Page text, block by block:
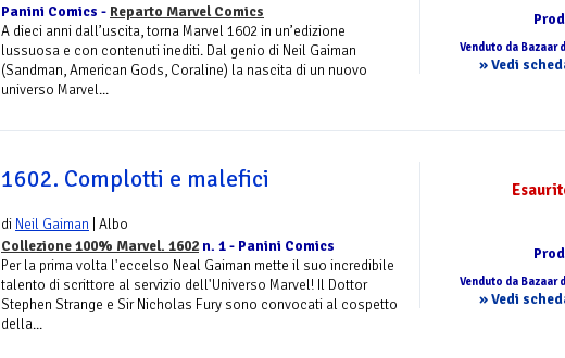
Venduto da Bazaar
» Vedi
Panini Comics - Reparto Marvel Comics
A dieci anni dall’uscita, torna Marvel 1602 in un’edizione
lussuosa e con contenuti inediti. Dal genio di Neil Gaiman
(Sandman, American Gods, Coraline) la nascita di un nuovo
universo Marvel...
Venduto da Bazaar
» Vedi
1602. Complotti e malefici
di Neil Gaiman | Albo
Collezione 100% Marvel. 1602 n. 1 - Panini Comics
Per la prima volta l'eccelso Neal Gaiman mette il suo incredibile
talento di scrittore al servizio dell'Universo Marvel! Il Dottor
Stephen Strange e Sir Nicholas Fury sono convocati al cospetto
della...